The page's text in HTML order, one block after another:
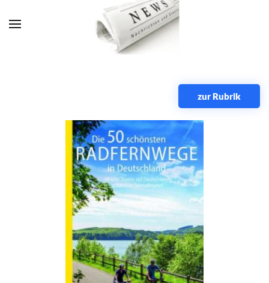
Zum Hauptinhalt springen
zur Rubrik